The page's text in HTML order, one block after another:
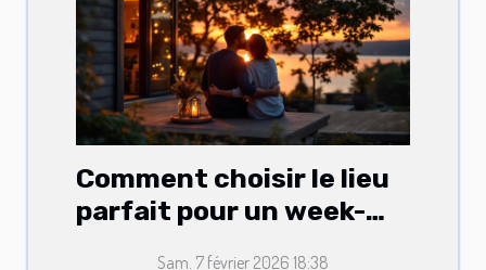
Comment choisir le lieu
parfait pour un week-
Sam. 7 février 2026 18:38